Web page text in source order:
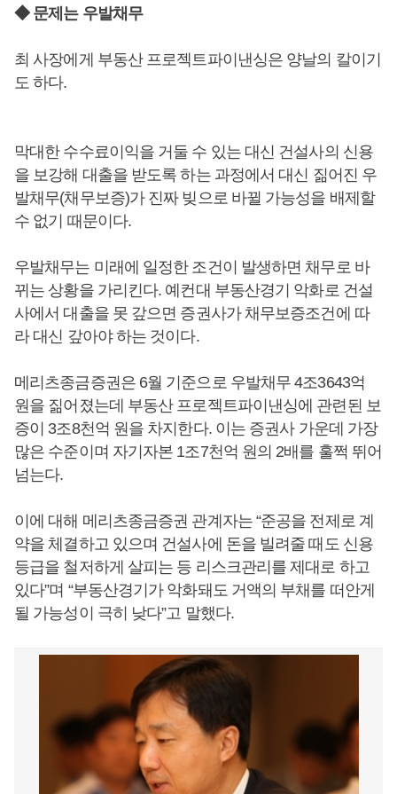
◆ 문제는 우발채무
최 사장에게 부동산 프로젝트파이낸싱은 양날의 칼이기
도 하다.
막대한 수수료이익을 거둘 수 있는 대신 건설사의 신용
을 보강해 대출을 받도록 하는 과정에서 대신 짊어진 우
발채무(채무보증)가 진짜 빚으로 바뀔 가능성을 배제할
수 없기 때문이다.
우발채무는 미래에 일정한 조건이 발생하면 채무로 바
뀌는 상황을 가리킨다. 예컨대 부동산경기 악화로 건설
사에서 대출을 못 갚으면 증권사가 채무보증조건에 따
라 대신 갚아야 하는 것이다.
메리츠종금증권은 6월 기준으로 우발채무 4조3643억
원을 짊어졌는데 부동산 프로젝트파이낸싱에 관련된 보
증이 3조8천억 원을 차지한다. 이는 증권사 가운데 가장
많은 수준이며 자기자본 1조7천억 원의 2배를 훌쩍 뛰어
넘는다.
이에 대해 메리츠종금증권 관계자는 “준공을 전제로 계
약을 체결하고 있으며 건설사에 돈을 빌려줄 때도 신용
등급을 철저하게 살피는 등 리스크관리를 제대로 하고
있다”며 “부동산경기가 악화돼도 거액의 부채를 떠안게
될 가능성이 극히 낮다”고 말했다.